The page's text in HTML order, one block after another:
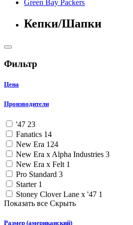
Green Bay Packers
Кепки/Шапки
Фильтр
Цена
Производители
'47 23
Fanatics 14
New Era 124
New Era x Alpha Industries 3
New Era x Felt 1
Pro Standard 3
Starter 1
Stoney Clover Lane x '47 1
Показать все Скрыть
Размер (американский)